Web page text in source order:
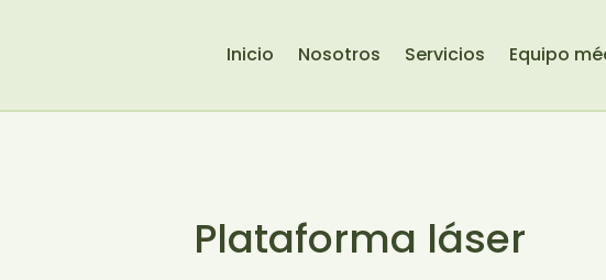
Inicio Nosotros Servicios Equipo
Plataforma láser